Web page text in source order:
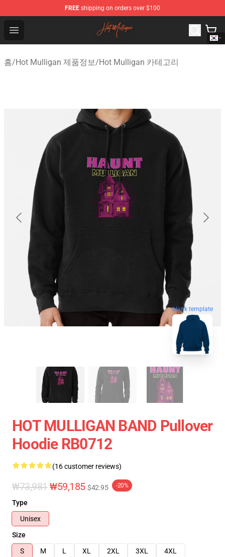
FREE shipping on orders over $100
Open menu
Hot Mulligan Shop - Official Hot Mulligan Merchandise
홈/Hot Mulligan 제품정보/Hot Mulligan 카테고리
blank template
HOT MULLIGAN BAND Pullover
Hoodie RB0712
(16 customer reviews)
₩73,981 ₩59,185 $42.95 -20%
Type
Unisex
Size
S
M L XL 2XL 3XL
4XL